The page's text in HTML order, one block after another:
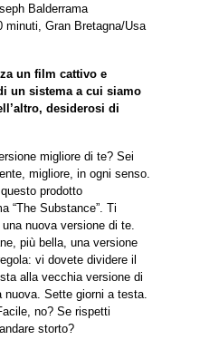
Balderrama
minuti, Gran Bretagna/Usa
un film cattivo e
un sistema a cui siamo
desiderosi di
migliore di te? Sei
migliore, in ogni senso.
prodotto
“The Substance”. Ti
nuova versione di te.
più bella, una versione
vi dovete dividere il
alla vecchia versione di
Sette giorni a testa.
no? Se rispetti
storto?